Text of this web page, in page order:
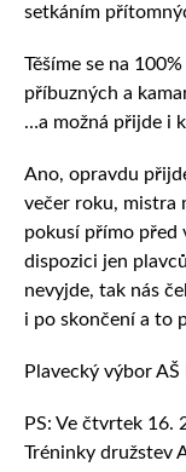
setkáním
Těšíme se na
příbuzných a
…a možná přijde i
Ano, opravdu
večer roku, mistra
pokusí přímo před
dispozici jen
nevyjde, tak nás
i po skončení a to
Plavecký výbor
PS: Ve čtvrtek 16.
Tréninky družstev